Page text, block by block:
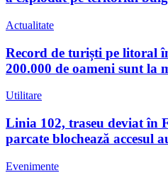
Actualitate
Record de turiști pe litoral
200.000 de oameni sunt la
Utilitare
Linia 102, traseu deviat în
parcate blochează accesul
Evenimente